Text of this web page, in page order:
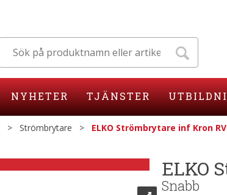
NYHETER TJÄNSTER
> Strömbrytare > ELKO Strömbrytare inf Kron RV
ELKO
Snabb